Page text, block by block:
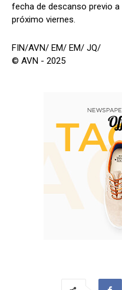
fecha de descanso previo
próximo viernes.
FIN/AVN/ EM/ EM/ JQ/
© AVN - 2025